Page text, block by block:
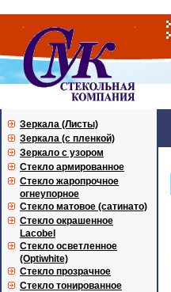
Зеркала (Листы)
Зеркала (с пленкой)
Зеркало с узором
Стекло армированное
Стекло жаропрочное
огнеупорное
Стекло матовое (сатинато)
Стекло окрашенное
Lacobel
Стекло осветленное
(Optiwhite)
Стекло прозрачное
Стекло тонированное